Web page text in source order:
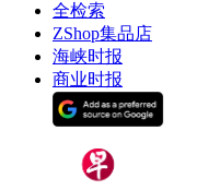
全检索
ZShop集品店
海峡时报
商业时报